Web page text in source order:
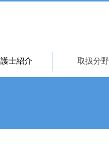
士紹介 取扱分野